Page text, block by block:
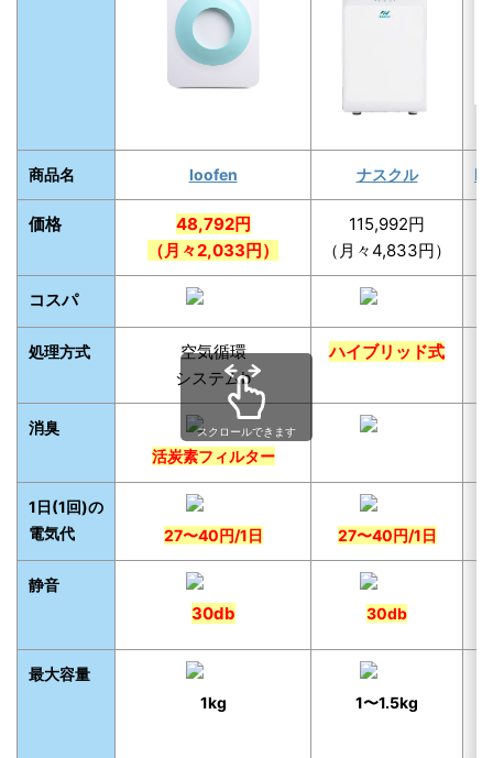
商品名 loofen ナスクル
価格
48,792円
（月々2,033円）
115,992円
（月々4,833円）
コスパ
処理方式
空気循環
システムb
ハイブリッド式
消臭
活炭素フィルター
1日(1回)の
電気代
27〜40円/1日 27〜40円/1日
静音
30db 30db
最大容量
1kg
1〜1.5kg
スクロールできます